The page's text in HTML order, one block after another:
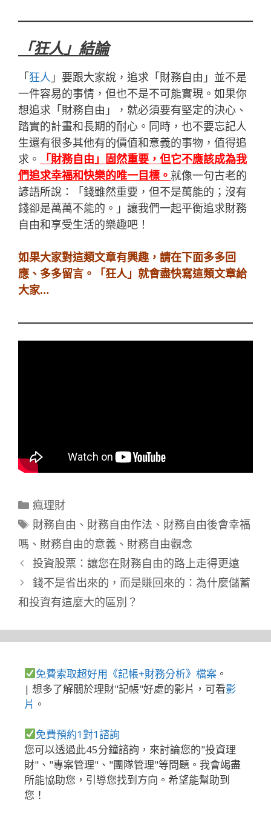
「狂人」結論
「狂人 」要跟大家說，追求 「財務自由 」 並不是
一件容易的事情，但也不是不可能實現。如果你
想追求 「財務自由 」
，就必須要有堅定的決心、
踏實的計畫和長期的耐心。同時，也不要忘記人
生還有很多其他有的價值和意義的事物，值得追
求。
「財務自由 」 固然重要，但它不應該成為我
們追求幸福和快樂的唯一目標。 就像一句古老的
諺語所說：「錢雖然重要，但不是萬能的；沒有
錢卻是萬萬不能的。」讓我們一起平衡追求財務
自由和享受生活的樂趣吧！
如果大家對這類文章有興趣，請在下面多多回
應、多多留言。「狂人」就會盡快寫這類文章給
大家…
分
類
瘋理財
標
籤
財務自由 、 財務自由作法 、 財務自由後會幸福
嗎 、 財務自由的意義 、 財務自由觀念
投資股票：讓您在財務自由的路上走得更遠
錢不是省出來的，而是賺回來的：為什麼儲蓄
和投資有這麼大的區別？
免費索取超好用《記帳+財務分析》檔案 。
| 想多了解關於理財"記帳"好處的影片，可看影
片 。
免費預約1對1諮詢
您可以透過此45分鐘諮詢，來討論您的"投資理
財"、"專案管理"、"團隊管理"等問題。我會竭盡
所能協助您，引導您找到方向。希望能幫助到
您！